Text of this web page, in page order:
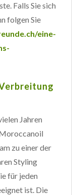
Falls Sie sich
folgen Sie
eine-
Jahren
zu einer der
Styling
für jeden
ist. Die